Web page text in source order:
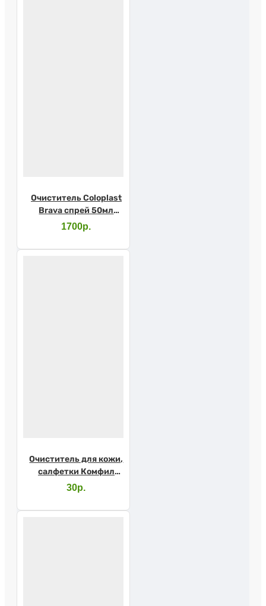
Очиститель Coloplast
Brava спрей 50мл
120105
1700р.
Очиститель для кожи,
салфетки Комфил
4715 1шт.
30р.